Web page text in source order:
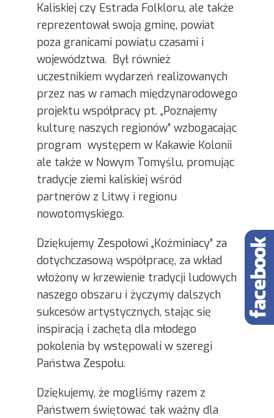
Kaliskiej czy Estrada Folkloru, ale także
reprezentował swoją gminę, powiat
poza granicami powiatu czasami i
województwa. Był również
uczestnikiem wydarzeń realizowanych
przez nas w ramach międzynarodowego
projektu współpracy pt. „Poznajemy
kulturę naszych regionów” wzbogacając
program występem w Kakawie Kolonii
ale także w Nowym Tomyślu, promując
tradycje ziemi kaliskiej wśród
partnerów z Litwy i regionu
nowotomyskiego.
Dziękujemy Zespołowi „Koźminiacy” za
dotychczasową współpracę, za wkład
włożony w krzewienie tradycji ludowych
naszego obszaru i życzymy dalszych
sukcesów artystycznych, stając się
inspiracją i zachętą dla młodego
pokolenia by wstępowali w szeregi
Państwa Zespołu.
Dziękujemy, że mogliśmy razem z
Państwem świętować tak ważny dla